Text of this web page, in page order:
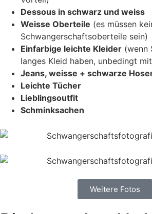
Dessous in schwarz und weiss
Weisse Oberteile (es müssen
Schwangerschaftsoberteile sein)
Einfarbige leichte Kleider (wenn
langes Kleid haben, unbedingt
Jeans, weisse + schwarze
Leichte Tücher
Lieblingsoutfit
Schminksachen
Weitere Fotos